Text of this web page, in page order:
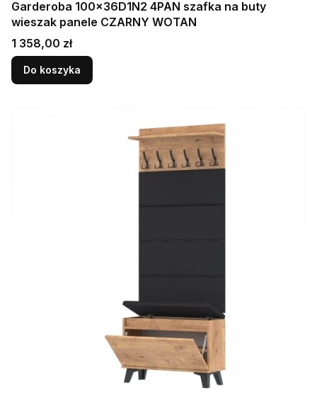
Garderoba 100x36D1N2 4PAN szafka na buty
wieszak panele CZARNY WOTAN
Cena
1 358,00 zł
Do koszyka